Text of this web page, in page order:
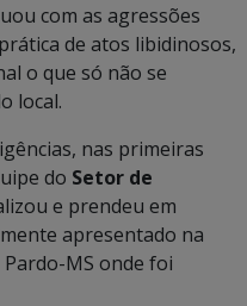
com as agressões
de atos libidinosos,
o que só não se
local.
nas primeiras
do Setor de
e prendeu em
apresentado na
Pardo-MS onde foi